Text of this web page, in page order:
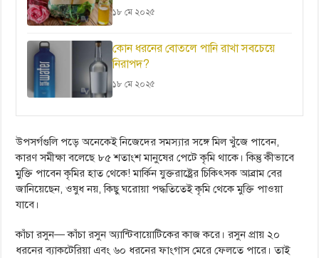
১৮ মে ২০২৫
কোন ধরনের বোতলে পানি রাখা সবচেয়ে
নিরাপদ?
১৮ মে ২০২৫
উপসর্গগুলি পড়ে অনেকেই নিজেদের সমস্যার সঙ্গে মিল খুঁজে পাবেন,
কারণ সমীক্ষা বলেছে ৮৫ শতাংশ মানুষের পেটে কৃমি থাকে। কিন্তু কীভাবে
মুক্তি পাবেন কৃমির হাত থেকে! মার্কিন যুক্তরাষ্ট্রের চিকিৎসক আব্রাম বের
জানিয়েছেন, ওষুধ নয়, কিছু ঘরোয়া পদ্ধতিতেই কৃমি থেকে মুক্তি পাওয়া
যাবে।
কাঁচা রসুন— কাঁচা রসুন অ্যান্টিবায়োটিকের কাজ করে। রসুন প্রায় ২০
ধরনের ব্যাকটেরিয়া এবং ৬০ ধরনের ফাংগাস মেরে ফেলতে পারে। তাই